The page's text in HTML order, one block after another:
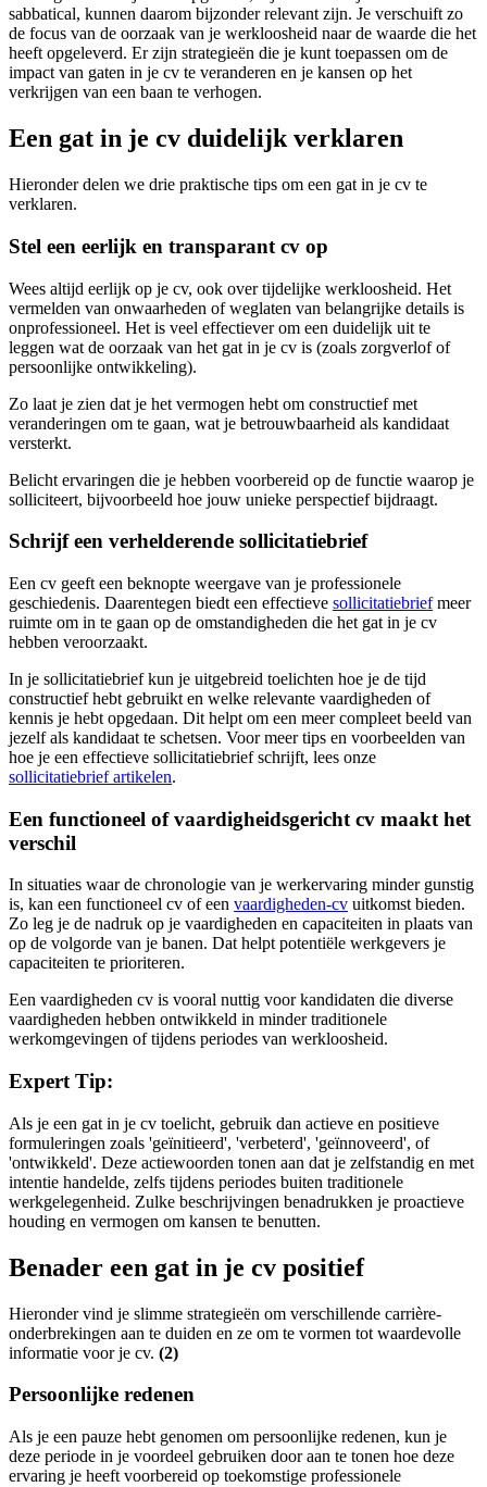
sabbatical, kunnen daarom bijzonder relevant zijn. Je verschuift zo
de focus van de oorzaak van je werkloosheid naar de waarde die het
heeft opgeleverd. Er zijn strategieën die je kunt toepassen om de
impact van gaten in je cv te veranderen en je kansen op het
verkrijgen van een baan te verhogen.
Een gat in je cv duidelijk verklaren
Hieronder delen we drie praktische tips om een gat in je cv te
verklaren.
Stel een eerlijk en transparant cv op
Wees altijd eerlijk op je cv, ook over tijdelijke werkloosheid. Het
vermelden van onwaarheden of weglaten van belangrijke details is
onprofessioneel. Het is veel effectiever om een duidelijk uit te
leggen wat de oorzaak van het gat in je cv is (zoals zorgverlof of
persoonlijke ontwikkeling).
Zo laat je zien dat je het vermogen hebt om constructief met
veranderingen om te gaan, wat je betrouwbaarheid als kandidaat
versterkt.
Belicht ervaringen die je hebben voorbereid op de functie waarop je
solliciteert, bijvoorbeeld hoe jouw unieke perspectief bijdraagt.
Schrijf een verhelderende sollicitatiebrief
Een cv geeft een beknopte weergave van je professionele
geschiedenis. Daarentegen biedt een effectieve sollicitatiebriefmeer
ruimte om in te gaan op de omstandigheden die het gat in je cv
hebben veroorzaakt.
In je sollicitatiebrief kun je uitgebreid toelichten hoe je de tijd
constructief hebt gebruikt en welke relevante vaardigheden of
kennis je hebt opgedaan. Dit helpt om een meer compleet beeld van
jezelf als kandidaat te schetsen. Voor meer tips en voorbeelden van
hoe je een effectieve sollicitatiebrief schrijft, lees onze
sollicitatiebrief artikelen.
Een functioneel of vaardigheidsgericht cv maakt het
verschil
In situaties waar de chronologie van je werkervaring minder gunstig
is, kan een functioneel cv of een vaardigheden-cv uitkomst bieden.
Zo leg je de nadruk op je vaardigheden en capaciteiten in plaats van
op de volgorde van je banen. Dat helpt potentiële werkgevers je
capaciteiten te prioriteren.
Een vaardigheden cv is vooral nuttig voor kandidaten die diverse
vaardigheden hebben ontwikkeld in minder traditionele
werkomgevingen of tijdens periodes van werkloosheid.
Expert Tip:
Als je een gat in je cv toelicht, gebruik dan actieve en positieve
formuleringen zoals 'geïnitieerd', 'verbeterd', 'geïnnoveerd', of
'ontwikkeld'. Deze actiewoorden tonen aan dat je zelfstandig en met
intentie handelde, zelfs tijdens periodes buiten traditionele
werkgelegenheid. Zulke beschrijvingen benadrukken je proactieve
houding en vermogen om kansen te benutten.
Benader een gat in je cv positief
Hieronder vind je slimme strategieën om verschillende carrière-
onderbrekingen aan te duiden en ze om te vormen tot waardevolle
informatie voor je cv. (2)
Persoonlijke redenen
Als je een pauze hebt genomen om persoonlijke redenen, kun je
deze periode in je voordeel gebruiken door aan te tonen hoe deze
ervaring je heeft voorbereid op toekomstige professionele